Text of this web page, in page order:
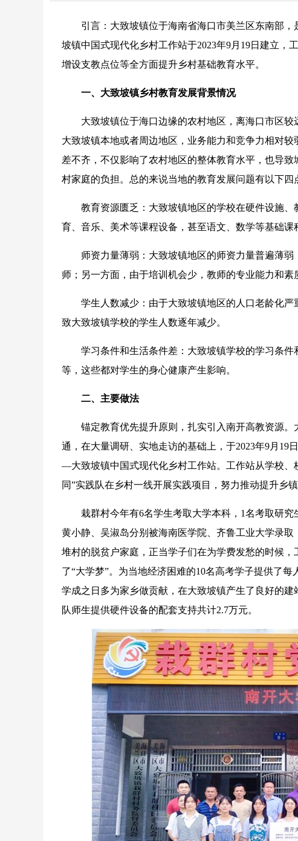
引言：大致坡镇位于海南省海口市美兰区东南部
坡镇中国式现代化乡村工作站于2023年9月19日建立，
增设支教点位等全方面提升乡村基础教育水平。
一、大致坡镇乡村教育发展背景情况
大致坡镇位于海口边缘的农村地区，离海口市区较
大致坡镇本地或者周边地区，业务能力和竞争力相对
差不齐，不仅影响了农村地区的整体教育水平，也导
村家庭的负担。总的来说当地的教育发展问题有以下四
教育资源匮乏：大致坡镇地区的学校在硬件设施、
育、音乐、美术等课程设备，甚至语文、数学等基础课
师资力量薄弱：大致坡镇地区的师资力量普遍薄弱
师；另一方面，由于培训机会少，教师的专业能力和素
学生人数减少：由于大致坡镇地区的人口老龄化严
致大致坡镇学校的学生人数逐年减少。
学习条件和生活条件差：大致坡镇学校的学习条件
等，这些都对学生的身心健康产生影响。
二、主要做法
锚定教育优先提升原则，扎实引入南开高教资源。
通，在大量调研、实地走访的基础上，于2023年9月19
—大致坡镇中国式现代化乡村工作站。工作站从学校、
同”实践队在乡村一线开展实践项目，努力推动提升乡
栽群村今年有6名学生考取大学本科，1名考取研究
黄小静、吴淑岛分别被海南医学院、齐鲁工业大学录
堆村的脱贫户家庭，正当学子们在为学费发愁的时候
了“大学梦”。为当地经济困难的10名高考学子提供了
学成之日多为家乡做贡献，在大致坡镇产生了良好的
队师生提供硬件设备的配套支持共计2.7万元。